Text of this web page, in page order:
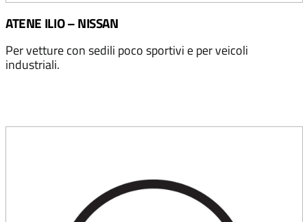
ATENE ILIO – NISSAN
Per vetture con sedili poco sportivi e per veicoli
industriali.